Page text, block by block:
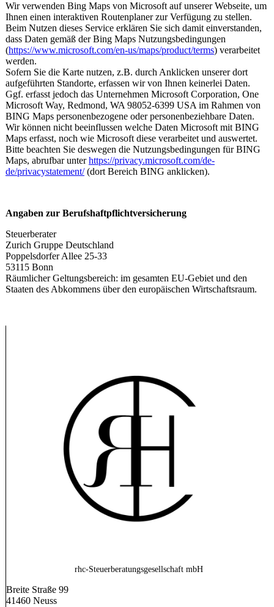
Wir verwenden Bing Maps von Microsoft auf unserer Webseite, um
Ihnen einen interaktiven Routenplaner zur Verfügung zu stellen.
Beim Nutzen dieses Service erklären Sie sich damit einverstanden,
dass Daten gemäß der Bing Maps Nutzungsbedingungen
(https://www.microsoft.com/en-us/maps/product/terms) verarbeitet
werden.
Sofern Sie die Karte nutzen, z.B. durch Anklicken unserer dort
aufgeführten Standorte, erfassen wir von Ihnen keinerlei Daten.
Ggf. erfasst jedoch das Unternehmen Microsoft Corporation, One
Microsoft Way, Redmond, WA 98052-6399 USA im Rahmen von
BING Maps personenbezogene oder personenbeziehbare Daten.
Wir können nicht beeinflussen welche Daten Microsoft mit BING
Maps erfasst, noch wie Microsoft diese verarbeitet und auswertet.
Bitte beachten Sie deswegen die Nutzungsbedingungen für BING
Maps, abrufbar unterhttps://privacy.microsoft.com/de-
de/privacystatement/(dort Bereich BING anklicken).
Angaben zur Berufshaftpflichtversicherung
Steuerberater
Zurich Gruppe Deutschland
Poppelsdorfer Allee 25-33
53115 Bonn
Räumlicher Geltungsbereich: im gesamten EU-Gebiet und den
Staaten des Abkommens über den europäischen Wirtschaftsraum.
rhc-Steuerberatungsgesellschaft mbH
Breite Straße 99
41460 Neuss